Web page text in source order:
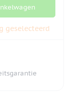
geselecteerd